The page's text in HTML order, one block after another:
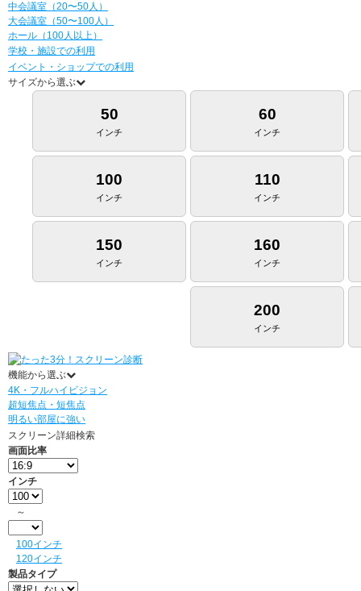
中会議室（20〜50人）
大会議室（50〜100人）
ホール（100人以上）
学校・施設での利用
イベント・ショップでの利用
サイズから選ぶ
50
インチ
60
インチ
100
インチ
110
インチ
150
インチ
160
インチ
200
インチ
機能から選ぶ
4K・フルハイビジョン
超短焦点・短焦点
明るい部屋に強い
スクリーン詳細検索
画面比率
インチ
～
100インチ
120インチ
製品タイプ